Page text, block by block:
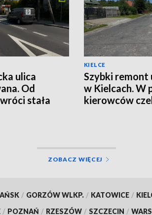
ulica
Od
stała
KIELCE
Szybki remont
w Kielcach. W
kierowców
ZOBACZ WIĘCEJ
/ GORZÓW WLKP. / KATOWICE /
/ POZNAŃ / RZESZÓW / SZCZECIN /